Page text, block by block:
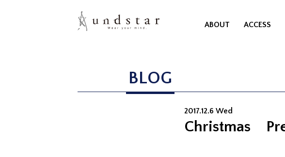
ABOUT ACCESS
BLOG
2017.12.6 Wed
Christmas